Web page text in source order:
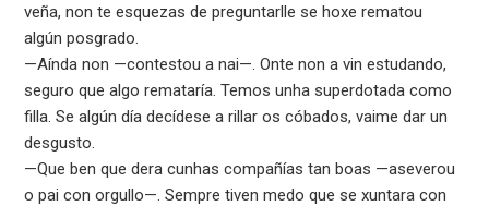
veña, non te esquezas de preguntarlle se hoxe rematou
algún posgrado.
—Aínda non —contestou a nai—. Onte non a vin estudando,
seguro que algo remataría. Temos unha superdotada como
filla. Se algún día decídese a rillar os cóbados, vaime dar un
desgusto.
—Que ben que dera cunhas compañías tan boas —aseverou
o pai con orgullo—. Sempre tiven medo que se xuntara con